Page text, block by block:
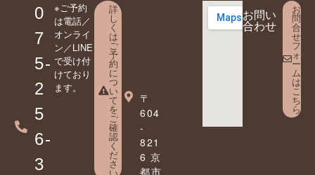
0
7
5-
2
5
6-
3
※ご予約
は電話／
オンライ
ン／LINE
で受け付
けており
ます。
詳
し
く
は
ご
予
約
に
つ
い
て
を
ご
確
認
く
だ
さ
〒
604
-
821
6 京
都市
お問い
合わせ
お
問
合
せ
フ
ォ
ー
ム
は
こ
ち
ら